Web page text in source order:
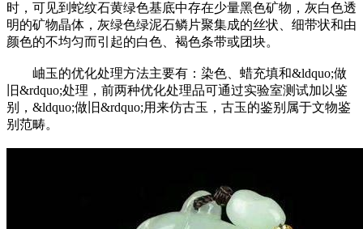
时，可见到蛇纹石黄绿色基底中存在少量黑色矿物，灰白色透
明的矿物晶体，灰绿色绿泥石鳞片聚集成的丝状、细带状和由
颜色的不均匀而引起的白色、褐色条带或团块。
岫玉的优化处理方法主要有：染色、蜡充填和&ldquo;做
旧&rdquo;处理，前两种优化处理品可通过实验室测试加以鉴
别，&ldquo;做旧&rdquo;用来仿古玉，古玉的鉴别属于文物鉴
别范畴。